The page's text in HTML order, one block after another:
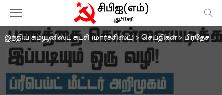
இந்திய கம்யூனிஸ்ட் கட்சி (மார்க்சிஸ்ட்) >செய்திகள்> பிரதேச செயற்குழு